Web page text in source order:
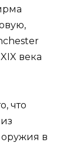
века
что
в